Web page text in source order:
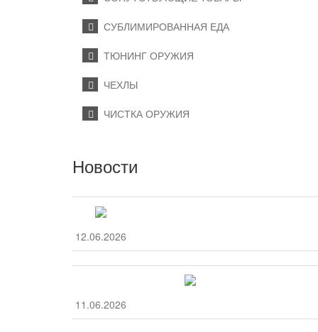
СУБЛИМИРОВАННАЯ ЕДА
ТЮНИНГ ОРУЖИЯ
ЧЕХЛЫ
ЧИСТКА ОРУЖИЯ
Новости
12.06.2026
11.06.2026